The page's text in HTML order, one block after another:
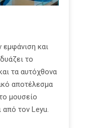
εμφάνιση και
το
τα αυτόχθονα
αποτέλεσμα
μουσείο
από τον Leyu.